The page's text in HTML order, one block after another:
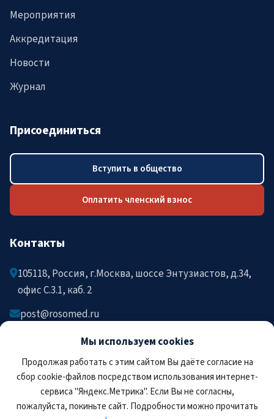
Мы используем cookies
Продолжая работать с этим сайтом Вы даёте согласие на
сбор cookie-файлов посредством использования интернет-
сервиса "Яндекс.Метрика". Если Вы не согласны,
пожалуйста, покиньте сайт. Подробности можно прочитать
Мероприятия
Аккредитация
Новости
Журнал
Присоединиться
Вступить в общество
Оплатить членский взнос
Контакты
105118, Россия, г.Москва, шоссе Энтузиастов, д.34,
офис C.3.1, каб. 2
post@rosomed.ru
+7-903-729-09-87
+7-910-880-36-92